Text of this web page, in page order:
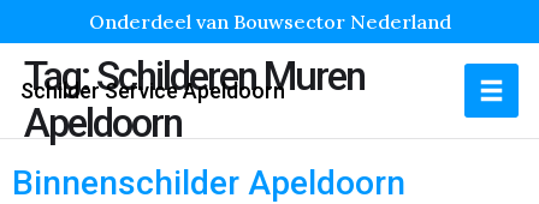
Onderdeel van Bouwsector Nederland
Schilder Service Apeldoorn
Tag:Schilderen Muren
Apeldoorn
Binnenschilder Apeldoorn